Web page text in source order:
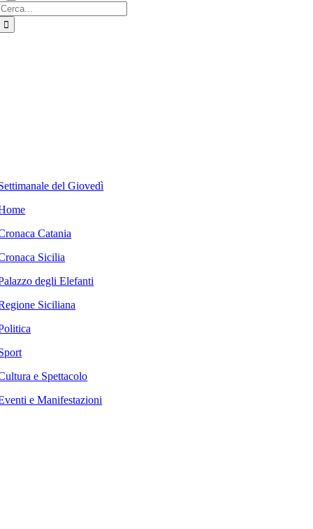
del Giovedì
Catania
Sicilia
degli Elefanti
Siciliana
e Spettacolo
e Manifestazioni